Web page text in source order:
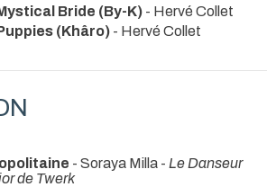
Bride (By-K) - Hervé Collet
(Khâro) - Hervé Collet
- Soraya Milla - Le Danseur
de Twerk